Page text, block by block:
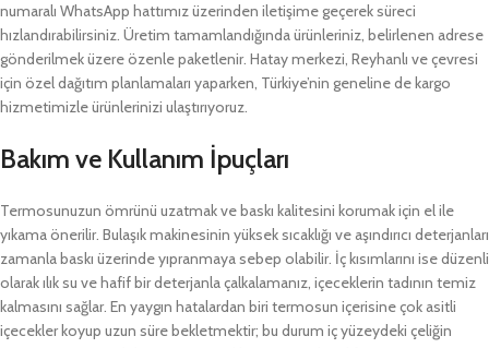
numaralı WhatsApp hattımız üzerinden iletişime geçerek süreci
hızlandırabilirsiniz. Üretim tamamlandığında ürünleriniz, belirlenen adrese
gönderilmek üzere özenle paketlenir. Hatay merkezi, Reyhanlı ve çevresi
için özel dağıtım planlamaları yaparken, Türkiye’nin geneline de kargo
hizmetimizle ürünlerinizi ulaştırıyoruz.
Bakım ve Kullanım İpuçları
Termosunuzun ömrünü uzatmak ve baskı kalitesini korumak için el ile
yıkama önerilir. Bulaşık makinesinin yüksek sıcaklığı ve aşındırıcı deterjanları
zamanla baskı üzerinde yıpranmaya sebep olabilir. İç kısımlarını ise düzenli
olarak ılık su ve hafif bir deterjanla çalkalamanız, içeceklerin tadının temiz
kalmasını sağlar. En yaygın hatalardan biri termosun içerisine çok asitli
içecekler koyup uzun süre bekletmektir; bu durum iç yüzeydeki çeliğin